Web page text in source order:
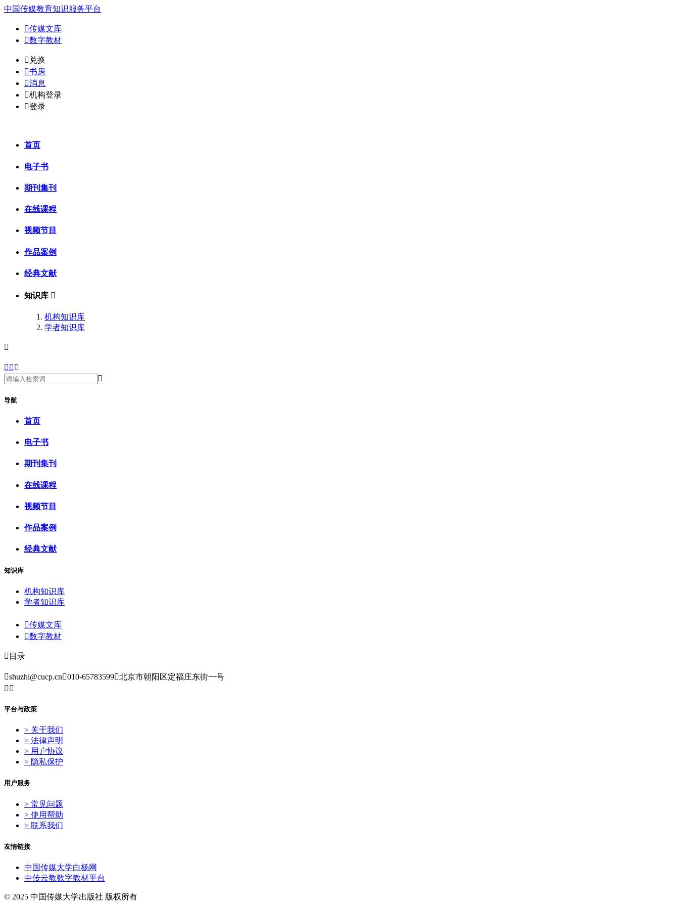
中国传媒教育知识服务平台
传媒文库
数字教材
𐈈 兑换
书房
消息
机构登录
登录
首页
电子书
期刊集刊
在线课程
视频节目
作品案例
经典文献
知识库 
机构知识库
学者知识库

  

导航
首页
电子书
期刊集刊
在线课程
视频节目
作品案例
经典文献
知识库
机构知识库
学者知识库
传媒文库
数字教材
 目录
shuzhi@cucp.cn010-65783599北京市朝阳区定福庄东街一号
 
平台与政策
> 关于我们
> 法律声明
> 用户协议
> 隐私保护
用户服务
> 常见问题
> 使用帮助
> 联系我们
友情链接
中国传媒大学白杨网
中传云教数字教材平台
© 2025 中国传媒大学出版社 版权所有